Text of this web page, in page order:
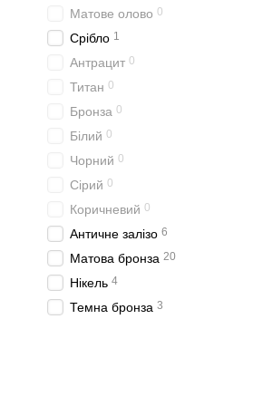
Матове олово 0
Срібло 1
Антрацит 0
Титан 0
Бронза 0
Білий 0
Чорний 0
Сірий 0
Коричневий 0
Античне залізо 6
Матова бронза 20
Нікель 4
Темна бронза 3